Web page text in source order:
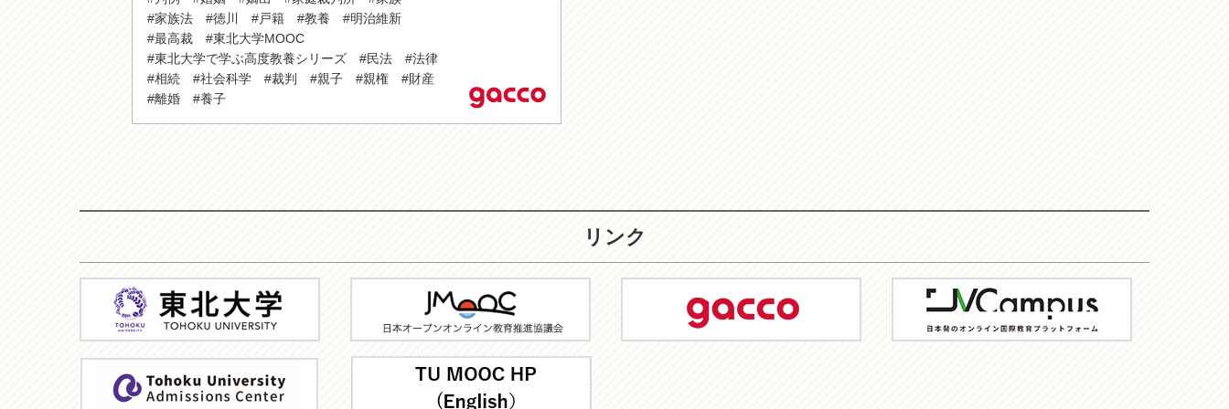
#家族法
#徳川 #戸籍 #教養
#明治維新
#最高裁
#東北大学MOOC
#東北大学で学ぶ高度教養シリーズ
#民法
#法律
#相続
#社会科学 #裁判 #親子 #親権
#財産
#離婚
#養子
リンク
大
学
Campus
TU
MOOC